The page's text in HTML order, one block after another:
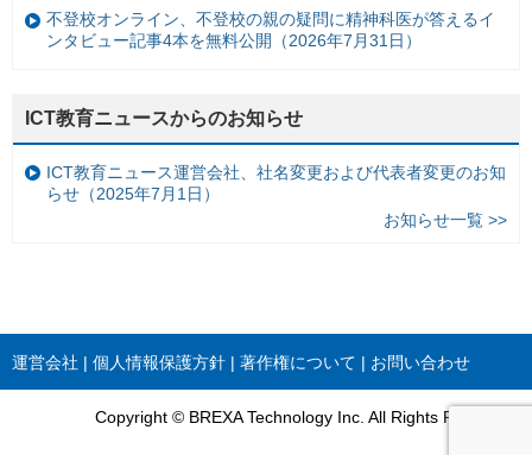
不登校オンライン、不登校の親の疑問に精神科医が答えるイ
ンタビュー記事4本を無料公開（2026年7月31日）
ICT教育ニュースからのお知らせ
ICT教育ニュース運営会社、社名変更および代表者変更のお知
らせ（2025年7月1日）
お知らせ一覧 >>
運営会社 個人情報保護方針 著作権について お問い合わせ
Copyright © BREXA Technology Inc. All Rights Reserved.